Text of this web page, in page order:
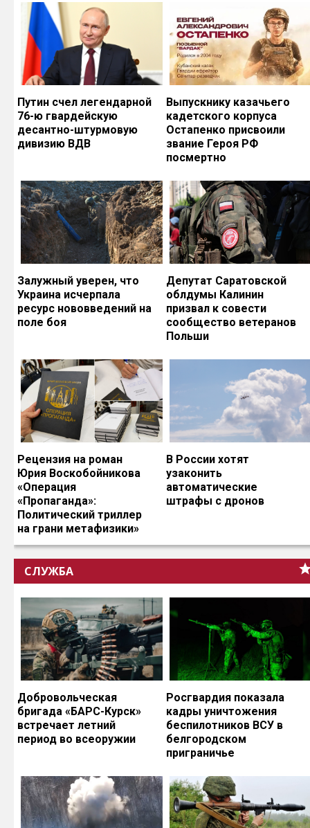
Путин счел легендарной
76-ю гвардейскую
десантно-штурмовую
дивизию ВДВ
Выпускнику казачьего
кадетского корпуса
Остапенко присвоили
звание Героя РФ
посмертно
Залужный уверен, что
Украина исчерпала
ресурс нововведений на
поле боя
Депутат Саратовской
облдумы Калинин
призвал к совести
сообщество ветеранов
Польши
Рецензия на роман
Юрия Воскобойникова
«Операция
«Пропаганда»:
Политический триллер
на грани метафизики»
В России хотят
узаконить
автоматические
штрафы с дронов
СЛУЖБА
Добровольческая
бригада «БАРС-Курск»
встречает летний
период во всеоружии
Росгвардия показала
кадры уничтожения
беспилотников ВСУ в
белгородском
приграничье